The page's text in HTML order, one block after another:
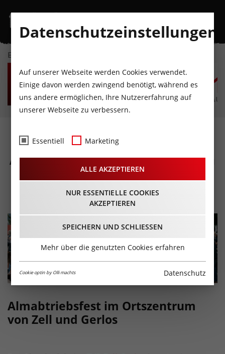
EVENTKALENDER
FR
7
AUGUST
SA
8
AUGUST
SO
9
AUGUST
MO
10
AUGUST
DI
11
AUGUST
Almabtrieb in Gerlos und
Almabtriebsfest in Zell am
Ziller
26.09.2026 - Beginn 09:00 Uhr
Almabtriebsfest im Ortszentrum
von Zell und Gerlos
Datenschutzeinstellungen
Auf unserer Webseite werden Cookies verwendet.
Einige davon werden zwingend benötigt, während es
uns andere ermöglichen, Ihre Nutzererfahrung auf
unserer Webseite zu verbessern.
Essentiell Marketing
ALLE AKZEPTIEREN
NUR ESSENTIELLE COOKIES
AKZEPTIEREN
SPEICHERN UND SCHLIESSEN
Mehr über die genutzten Cookies erfahren
Cookie optin by Olli machts Datenschutz